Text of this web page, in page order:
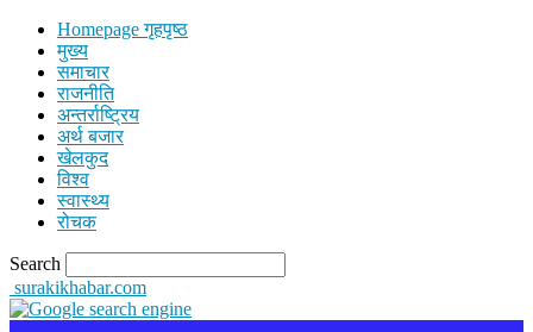
Homepage गृहपृष्ठ
मुख्य
समाचार
राजनीति
अन्तर्राष्ट्रिय
अर्थ बजार
खेलकुद
विश्व
स्वास्थ्य
रोचक
Search
surakikhabar.com